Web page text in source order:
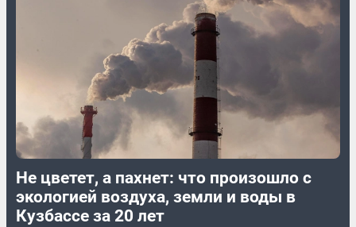
Не цветет, а пахнет: что произошло с
экологией воздуха, земли и воды в
Кузбассе за 20 лет